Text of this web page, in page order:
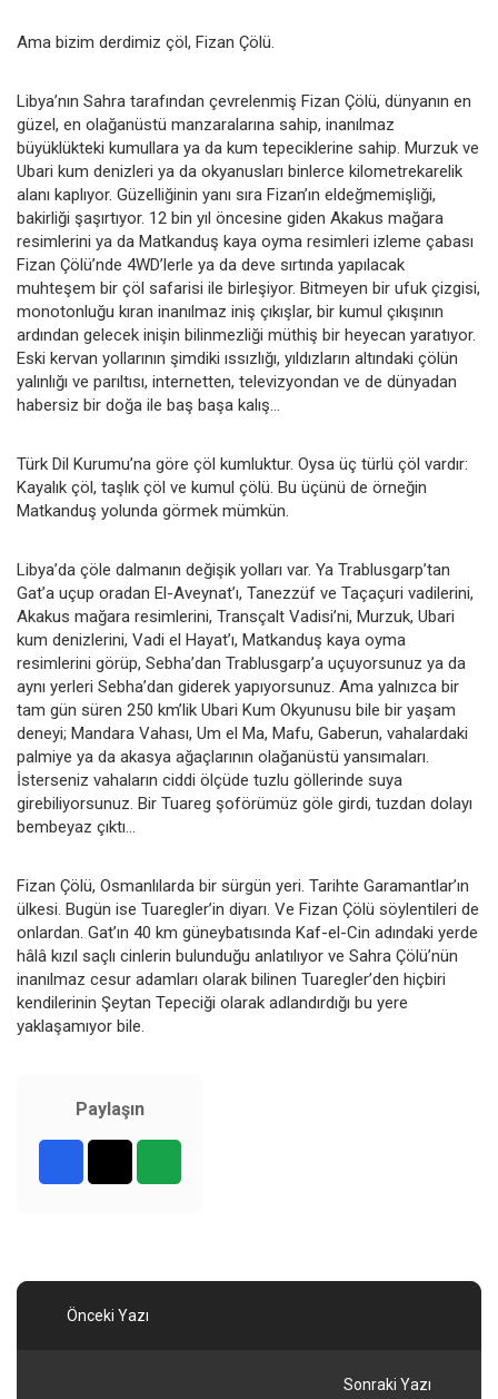
Ama bizim derdimiz çöl, Fizan Çölü.
Libya’nın Sahra tarafından çevrelenmiş Fizan Çölü, dünyanın en
güzel, en olağanüstü manzaralarına sahip, inanılmaz
büyüklükteki kumullara ya da kum tepeciklerine sahip. Murzuk ve
Ubari kum denizleri ya da okyanusları binlerce kilometrekarelik
alanı kaplıyor. Güzelliğinin yanı sıra Fizan’ın eldeğmemişliği,
bakirliği şaşırtıyor. 12 bin yıl öncesine giden Akakus mağara
resimlerini ya da Matkanduş kaya oyma resimleri izleme çabası
Fizan Çölü’nde 4WD’lerle ya da deve sırtında yapılacak
muhteşem bir çöl safarisi ile birleşiyor. Bitmeyen bir ufuk çizgisi,
monotonluğu kıran inanılmaz iniş çıkışlar, bir kumul çıkışının
ardından gelecek inişin bilinmezliği müthiş bir heyecan yaratıyor.
Eski kervan yollarının şimdiki ıssızlığı, yıldızların altındaki çölün
yalınlığı ve parıltısı, internetten, televizyondan ve de dünyadan
habersiz bir doğa ile baş başa kalış…
Türk Dil Kurumu’na göre çöl kumluktur. Oysa üç türlü çöl vardır:
Kayalık çöl, taşlık çöl ve kumul çölü. Bu üçünü de örneğin
Matkanduş yolunda görmek mümkün.
Libya’da çöle dalmanın değişik yolları var. Ya Trablusgarp’tan
Gat’a uçup oradan El-Aveynat’ı, Tanezzüf ve Taçaçuri vadilerini,
Akakus mağara resimlerini, Transçalt Vadisi’ni, Murzuk, Ubari
kum denizlerini, Vadi el Hayat’ı, Matkanduş kaya oyma
resimlerini görüp, Sebha’dan Trablusgarp’a uçuyorsunuz ya da
aynı yerleri Sebha’dan giderek yapıyorsunuz. Ama yalnızca bir
tam gün süren 250 km’lik Ubari Kum Okyunusu bile bir yaşam
deneyi; Mandara Vahası, Um el Ma, Mafu, Gaberun, vahalardaki
palmiye ya da akasya ağaçlarının olağanüstü yansımaları.
İsterseniz vahaların ciddi ölçüde tuzlu göllerinde suya
girebiliyorsunuz. Bir Tuareg şoförümüz göle girdi, tuzdan dolayı
bembeyaz çıktı…
Fizan Çölü, Osmanlılarda bir sürgün yeri. Tarihte Garamantlar’ın
ülkesi. Bugün ise Tuaregler’in diyarı. Ve Fizan Çölü söylentileri de
onlardan. Gat’ın 40 km güneybatısında Kaf-el-Cin adındaki yerde
hâlâ kızıl saçlı cinlerin bulunduğu anlatılıyor ve Sahra Çölü’nün
inanılmaz cesur adamları olarak bilinen Tuaregler’den hiçbiri
kendilerinin Şeytan Tepeciği olarak adlandırdığı bu yere
yaklaşamıyor bile.
Paylaşın
Önceki Yazı
Sonraki Yazı